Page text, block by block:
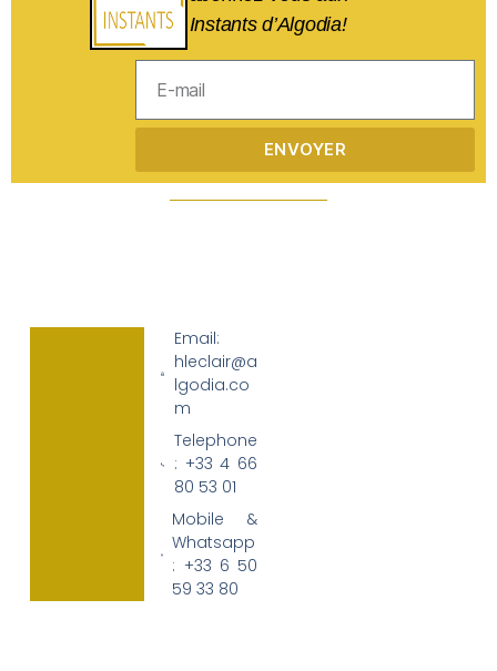
Instants d’Algodia!
ENVOYER
Email:
hleclair@a
lgodia.co
m
Telephone
: +33 4 66
80 53 01
Mobile &
Whatsapp
: +33 6 50
59 33 80